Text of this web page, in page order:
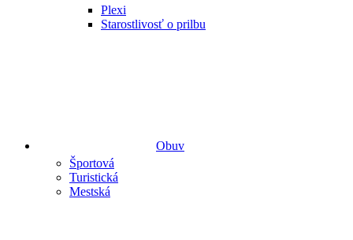
Plexi
Starostlivosť o prilbu
Obuv
Športová
Turistická
Mestská